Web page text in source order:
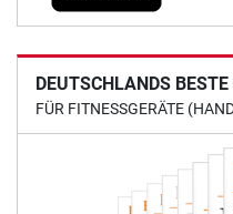
DEUTSCHLANDS
FÜR FITNESSGERÄTE